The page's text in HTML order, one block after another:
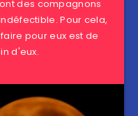
des compagnons
Pour cela,
pour eux est de
d'eux.